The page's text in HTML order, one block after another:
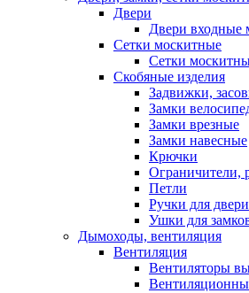
Двери
Двери входные
Сетки москитные
Сетки
Скобяные изделия
Задвижки,
Замки
Замки врезные
Замки навесные
Крючки
Ограничители,
Петли
Ручки для двери
Ушки для
Дымоходы, вентиляция
Вентиляция
Вентиляторы